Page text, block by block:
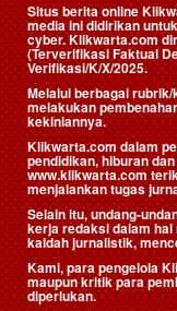
Situs berita online
media ini didirikan
cyber. Klikwarta.com
(Terverifikasi Faktual
Verifikasi/K/X/2025.
Melalui berbagai
melakukan
kekiniannya.
Klikwarta.com dalam
pendidikan, hiburan
www.klikwarta.com
menjalankan tugas
Selain itu, undang-
kerja redaksi dalam
kaidah jurnalistik,
Kami, para pengelola
maupun kritik para
diperlukan.